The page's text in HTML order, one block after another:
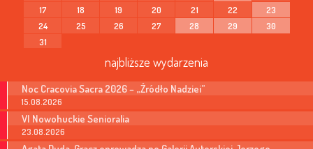
17
18 19 20 21 22
23
24
25 26 27 28 29
30
31
najbliższe wydarzenia
Noc Cracovia Sacra 2026 – „Źródło Nadziei”
15.08.2026
VI Nowohuckie Senioralia
23.08.2026